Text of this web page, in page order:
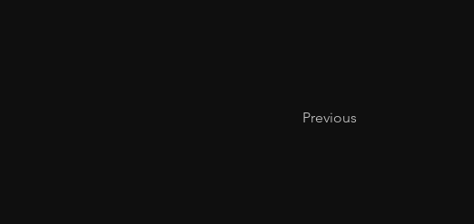
Previous